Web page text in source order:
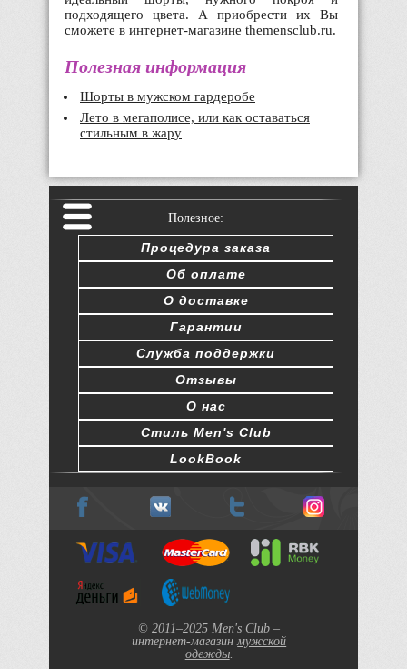
подходящего цвета. А приобрести их Вы
сможете в интернет-магазине themensclub.ru.
Полезная информация
Шорты в мужском гардеробе
Лето в мегаполисе, или как оставаться
стильным в жару
Полезное:
Процедура заказа
Об оплате
О доставке
Гарантии
Служба поддержки
Отзывы
О нас
Стиль Men's Club
LookBook
© 2011–2025 Men's Club –
интернет-магазинмужской
одежды.